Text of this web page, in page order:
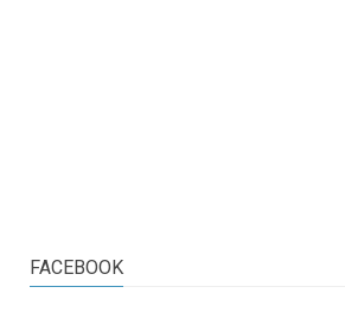
FACEBOOK